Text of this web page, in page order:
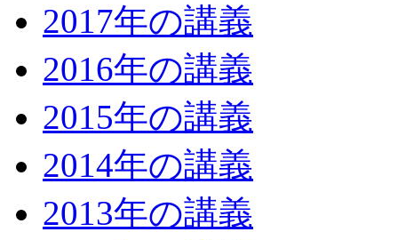
2017年の講義
2016年の講義
2015年の講義
2014年の講義
2013年の講義